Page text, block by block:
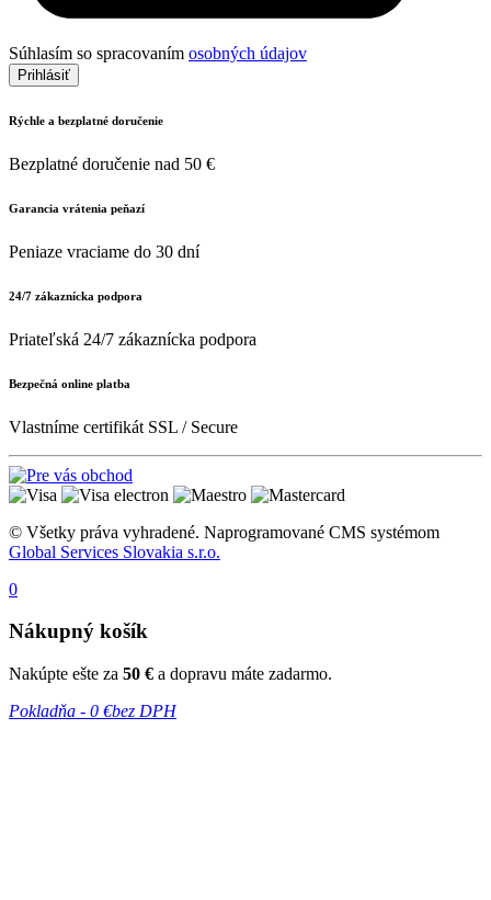
Súhlasím so spracovaním osobných údajov
Prihlásiť
Rýchle a bezplatné doručenie
Bezplatné doručenie nad 50 €
Garancia vrátenia peňazí
Peniaze vraciame do 30 dní
24/7 zákaznícka podpora
Priateľská 24/7 zákaznícka podpora
Bezpečná online platba
Vlastníme certifikát SSL / Secure
© Všetky práva vyhradené. Naprogramované CMS systémom
Global Services Slovakia s.r.o.
0
Nákupný košík
Nakúpte ešte za 50 € a dopravu máte zadarmo.
Pokladňa - 0 €bez DPH